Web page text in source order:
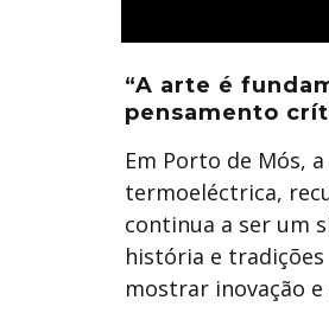
“A arte é
pensamento
Em Porto de Mós,
termoeléctrica,
continua a ser um
história e
mostrar inovação